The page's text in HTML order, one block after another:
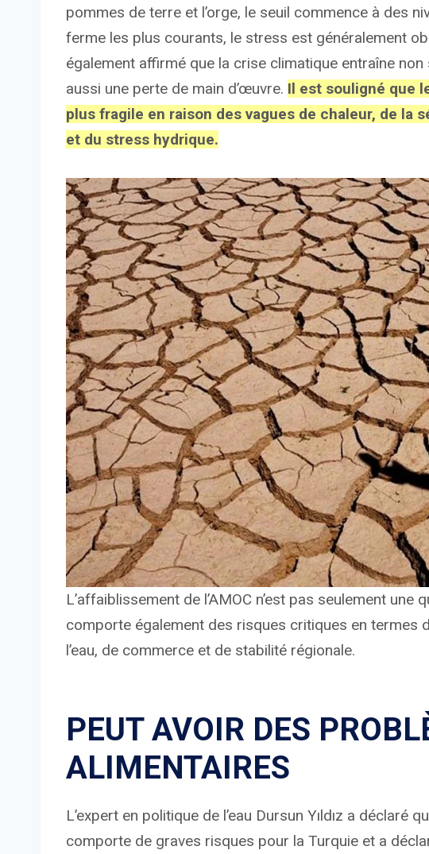
pommes de terre et l’orge, le seuil commence à des
ferme les plus courants, le stress est généralement
également affirmé que la crise climatique entraîne
aussi une perte de main d’œuvre. Il est souligné que
plus fragile en raison des vagues de chaleur, de la
et du stress hydrique.
L’affaiblissement de l’AMOC n’est pas seulement
comporte également des risques critiques en termes
l’eau, de commerce et de stabilité régionale.
PEUT AVOIR DES
ALIMENTAIRES
L’expert en politique de l’eau Dursun Yıldız a
comporte de graves risques pour la Turquie et a